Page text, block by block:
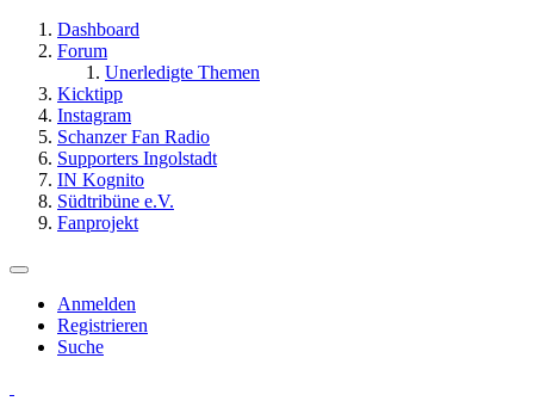
Dashboard
Forum
Unerledigte Themen
Kicktipp
Instagram
Schanzer Fan Radio
Supporters Ingolstadt
IN Kognito
Südtribüne e.V.
Fanprojekt
Anmelden
Registrieren
Suche